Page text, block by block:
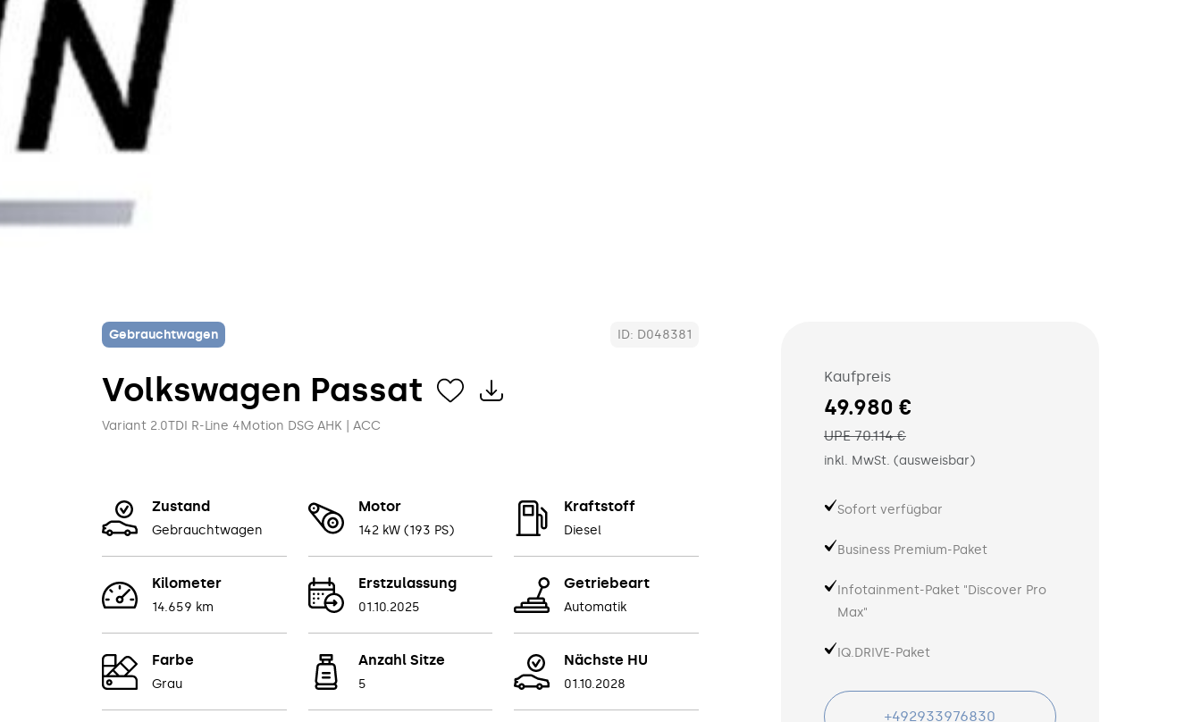
Gebrauchtwagen ID: D048381
Volkswagen Passat
Variant 2.0TDI R-Line 4Motion DSG AHK | ACC
Zustand
Gebrauchtwagen
Motor
142 kW (193 PS)
Kraftstoff
Diesel
Kilometer
14.659 km
Erstzulassung
01.10.2025
Getriebeart
Automatik
Farbe
Grau
Anzahl Sitze
5
Nächste HU
01.10.2028
Kaufpreis
49.980 €
UPE 70.114 €
inkl. MwSt. (ausweisbar)
Sofort verfügbar
Business Premium-Paket
Infotainment-Paket "Discover Pro
Max"
IQ.DRIVE-Paket
+492933976830